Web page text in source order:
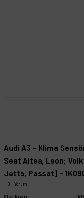
Audi A3 - Klima
Seat Altea, Leon;
Jetta, Passat] -
0 - Yorum
Stok Kodu